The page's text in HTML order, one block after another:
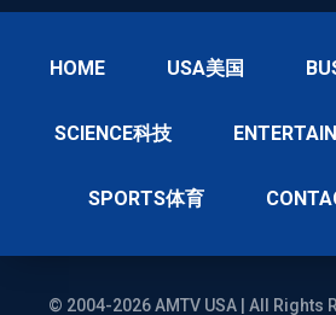
HOME USA美国
SCIENCE科技
SPORTS体育
© 2004-2026 AMTV USA | All Rights